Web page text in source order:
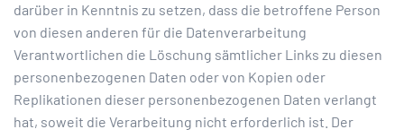
darüber in Kenntnis zu setzen, dass die betroffene Person
von diesen anderen für die Datenverarbeitung
Verantwortlichen die Löschung sämtlicher Links zu diesen
personenbezogenen Daten oder von Kopien oder
Replikationen dieser personenbezogenen Daten verlangt
hat, soweit die Verarbeitung nicht erforderlich ist. Der